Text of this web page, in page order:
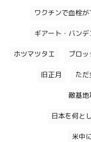
ワクチンで血栓が
ギアート・バン
ホツマツタエ ブロ
旧正月 た
敵基地
日本を何と
米中